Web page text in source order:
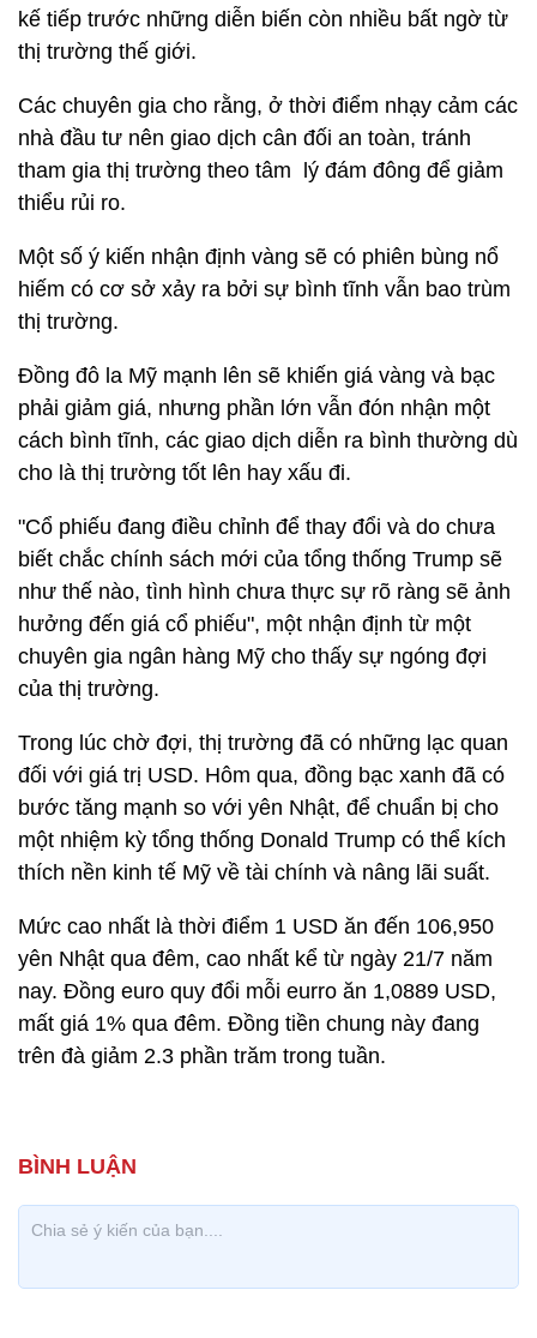
kế tiếp trước những diễn biến còn nhiều bất ngờ từ
thị trường thế giới.
Các chuyên gia cho rằng, ở thời điểm nhạy cảm các
nhà đầu tư nên giao dịch cân đối an toàn, tránh
tham gia thị trường theo tâm lý đám đông để giảm
thiểu rủi ro.
Một số ý kiến nhận định vàng sẽ có phiên bùng nổ
hiếm có cơ sở xảy ra bởi sự bình tĩnh vẫn bao trùm
thị trường.
Đồng đô la Mỹ mạnh lên sẽ khiến giá vàng và bạc
phải giảm giá, nhưng phần lớn vẫn đón nhận một
cách bình tĩnh, các giao dịch diễn ra bình thường dù
cho là thị trường tốt lên hay xấu đi.
"Cổ phiếu đang điều chỉnh để thay đổi và do chưa
biết chắc chính sách mới của tổng thống Trump sẽ
như thế nào, tình hình chưa thực sự rõ ràng sẽ ảnh
hưởng đến giá cổ phiếu", một nhận định từ một
chuyên gia ngân hàng Mỹ cho thấy sự ngóng đợi
của thị trường.
Trong lúc chờ đợi, thị trường đã có những lạc quan
đối với giá trị USD. Hôm qua, đồng bạc xanh đã có
bước tăng mạnh so với yên Nhật, để chuẩn bị cho
một nhiệm kỳ tổng thống Donald Trump có thể kích
thích nền kinh tế Mỹ về tài chính và nâng lãi suất.
Mức cao nhất là thời điểm 1 USD ăn đến 106,950
yên Nhật qua đêm, cao nhất kể từ ngày 21/7 năm
nay. Đồng euro quy đổi mỗi eurro ăn 1,0889 USD,
mất giá 1% qua đêm. Đồng tiền chung này đang
trên đà giảm 2.3 phần trăm trong tuần.